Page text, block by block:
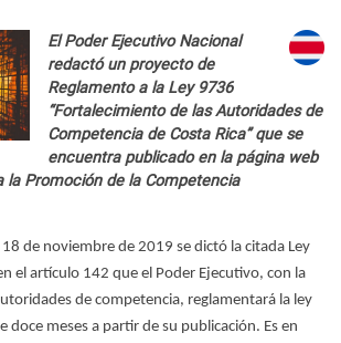
El Poder Ejecutivo Nacional
redactó un proyecto de
Reglamento a la Ley 9736
“Fortalecimiento de las Autoridades de
Competencia de Costa Rica” que se
encuentra publicado en la página web
la Promoción de la Competencia
de noviembre de 2019 se dictó la citada Ley
el artículo 142 que el Poder Ejecutivo, con la
de competencia, reglamentará la ley
doce meses a partir de su publicación. Es en